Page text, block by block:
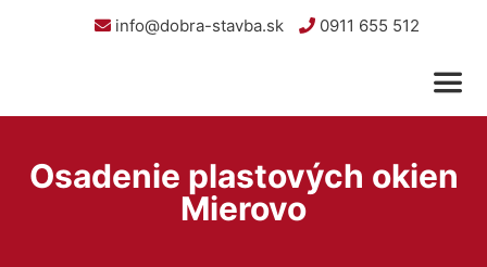
info@dobra-stavba.sk 0911 655 512
Osadenie plastových okien
Mierovo